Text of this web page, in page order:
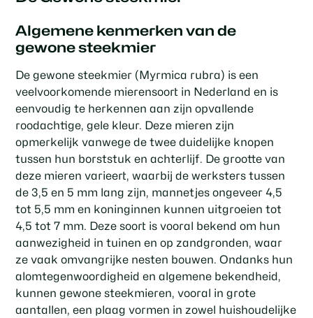
Algemene kenmerken van de
gewone steekmier
De gewone steekmier (Myrmica rubra) is een
veelvoorkomende mierensoort in Nederland en is
eenvoudig te herkennen aan zijn opvallende
roodachtige, gele kleur. Deze mieren zijn
opmerkelijk vanwege de twee duidelijke knopen
tussen hun borststuk en achterlijf. De grootte van
deze mieren varieert, waarbij de werksters tussen
de 3,5 en 5 mm lang zijn, mannetjes ongeveer 4,5
tot 5,5 mm en koninginnen kunnen uitgroeien tot
4,5 tot 7 mm. Deze soort is vooral bekend om hun
aanwezigheid in tuinen en op zandgronden, waar
ze vaak omvangrijke nesten bouwen. Ondanks hun
alomtegenwoordigheid en algemene bekendheid,
kunnen gewone steekmieren, vooral in grote
aantallen, een plaag vormen in zowel huishoudelijke